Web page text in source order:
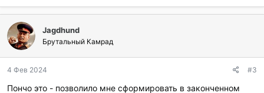
Jagdhund
Брутальный Камрад
4 Фев 2024 #3
Пончо это - позволило мне сформировать в законченном